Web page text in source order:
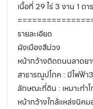
เนื้อที่ 29 ไร่ 3 งาน 1 ตา
รายละเอียด
ผังเมืองสีม่วง
หน้ากว้างติดถนนลาดย
สาธารณูปโภค : มีไฟฟ้า
ลักษณะที่ดิน : เหมาะทำโ
หน้ากว้างใกล้แหล่งนิค